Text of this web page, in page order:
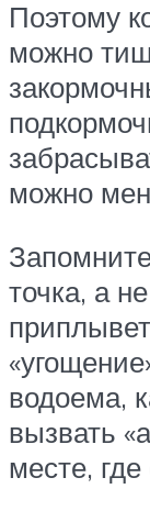
Поэтому
можно
можно
точка, а
водоема,
вызвать
месте,